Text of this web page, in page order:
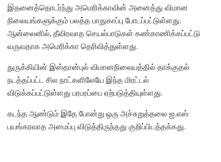
இதனைத்தொடர்ந்து அமெரிக்காவின் அனைத்து விமான
நிலையங்களுக்கும் பலத்த பாதுகாப்பு போடப்பட்டுள்ளது.
ஆன்லைனில், தீவிரவாத செயல்பாடுகள் கண்காணிக்கப்பட்டு
வருவதாக அமெரிக்கா தெரிவித்துள்ளது.
துருக்கியின் இஸ்தான்புல் விமானநிலையத்தில் தாக்குதல்
நடத்தப்பட்ட சில நாட்களிலேயே இந்த மிரட்டல்
விடுக்கப்பட்டுள்ளது பரபரப்பை ஏற்படுத்தியுள்ளது.
கடந்த ஆண்டும் இதே போன்று ஒரு அச்சுறுத்தலை ஐ.எஸ்
பயங்கரவாத அமைப்பு விடுத்திருந்தது குறிப்பிடத்தக்கது.